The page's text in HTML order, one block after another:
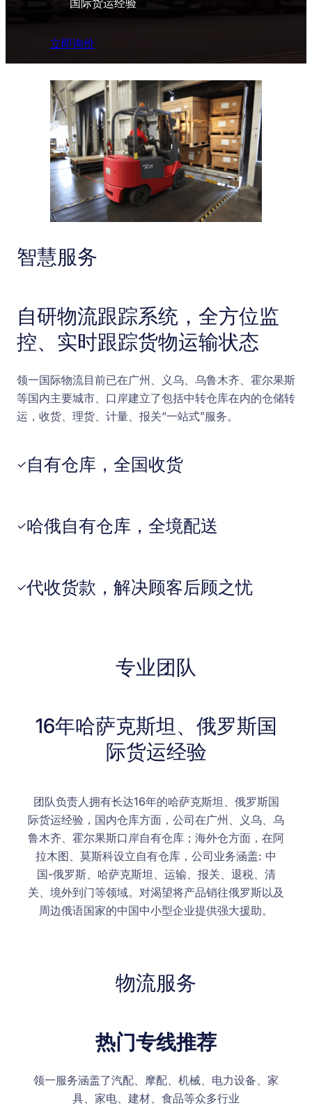
立即询价
智慧服务
自研物流跟踪系统，全方位监
控、实时跟踪货物运输状态
领一国际物流目前已在广州、义乌、乌鲁木齐、霍尔果斯
等国内主要城市、口岸建立了包括中转仓库在内的仓储转
运，收货、理货、计量、报关“一站式”服务。
✓ 自有仓库，全国收货
✓哈俄自有仓库，全境配送
✓代收货款，解决顾客后顾之忧
专业团队
16年哈萨克斯坦、俄罗斯国
际货运经验
团队负责人拥有长达16年的哈萨克斯坦、俄罗斯国
际货运经验，国内仓库方面，公司在广州、义乌、乌
鲁木齐、霍尔果斯口岸自有仓库；海外仓方面，在阿
拉木图、莫斯科设立自有仓库，公司业务涵盖: 中
国-俄罗斯、哈萨克斯坦、运输、报关、退税、清
关、境外到门等领域。对渴望将产品销往俄罗斯以及
周边俄语国家的中国中小型企业提供强大援助。
物流服务
热门专线推荐
领一服务涵盖了汽配、摩配、机械、电力设备、家
具、家电、建材、食品等众多行业